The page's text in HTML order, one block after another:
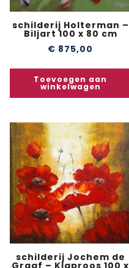
schilderij Holterman –
Biljart 100 x 80 cm
€ 875,00
Toevoegen aan
winkelwagen
schilderij Jochem de
Graaf – Klaproos 100 x